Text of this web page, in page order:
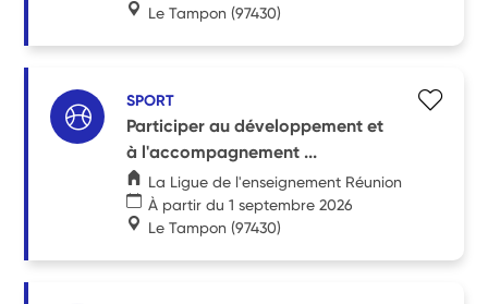
Le Tampon (97430)
SPORT
Participer au développement et
à l'accompagnement ...
La Ligue de l'enseignement Réunion
À partir du 1 septembre 2026
Le Tampon (97430)